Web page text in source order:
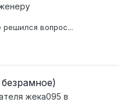
решился вопрос...
жека095 в